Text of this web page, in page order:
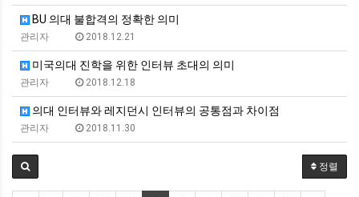
BU 의대 불합격의 정확한 의미
관리자 2018.12.21
미국의대 진학을 위한 인터뷰 초대의 의미
관리자 2018.12.18
의대 인터뷰와 레지던시 인터뷰의 공통점과 차이점
관리자 2018.11.30
정렬